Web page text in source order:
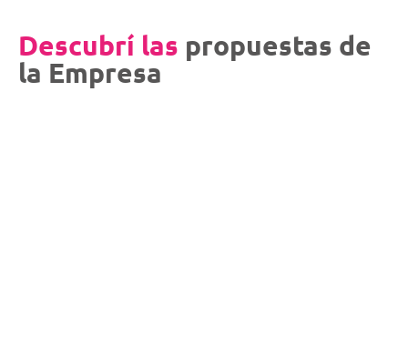
Descubrí las propuestas de
la Empresa